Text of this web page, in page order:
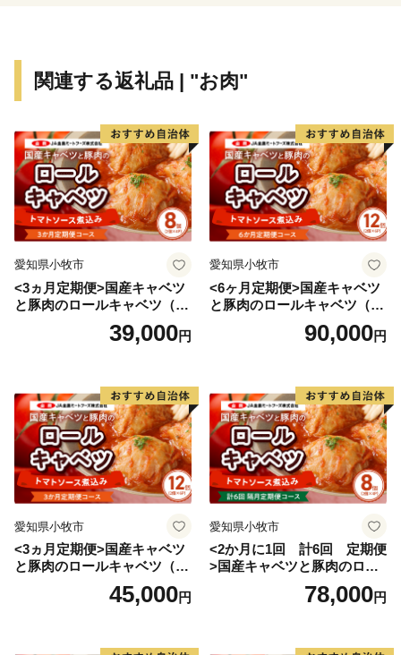
関連する返礼品 | "お肉"
愛知県小牧市
<3ヵ月定期便>国産キャベツ
と豚肉のロールキャベツ（4P
39,000円
愛知県小牧市
<6ヶ月定期便>国産キャベツ
と豚肉のロールキャベツ（6P
90,000円
愛知県小牧市
<3ヵ月定期便>国産キャベツ
と豚肉のロールキャベツ（6P
45,000円
愛知県小牧市
<2か月に1回 計6回 定期便
>国産キャベツと豚肉のロー
ルキャベツ（4P入り）
78,000円